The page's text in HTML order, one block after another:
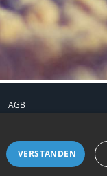
AGB
VERSTANDEN